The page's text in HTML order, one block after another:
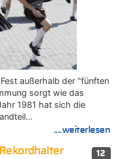
außerhalb der "fünften
sorgt wie das
1981 hat sich die
....weiterlesen
12